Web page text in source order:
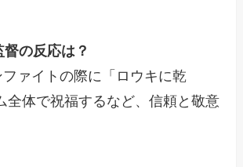
の反応は？
ァイトの際に「ロウキに乾
全体で祝福するなど、信頼と敬意